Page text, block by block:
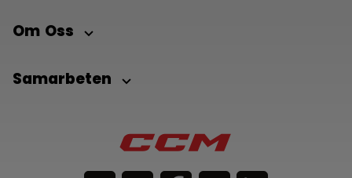
Om Oss
Samarbeten